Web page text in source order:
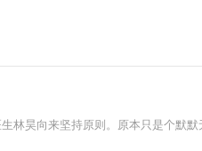
林昊向来坚持原则。原本只是个